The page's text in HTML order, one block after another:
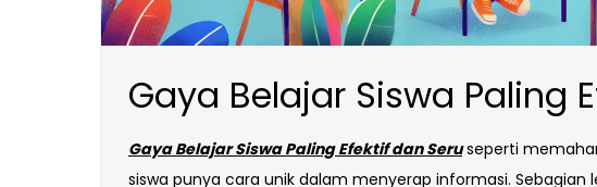
Gaya Belajar Siswa Paling
Gaya Belajar Siswa Paling Efektif dan Seruseperti
siswa punya cara unik dalam menyerap informasi.